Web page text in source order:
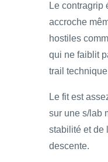
Le contragrip
accroche
hostiles
qui ne faiblit
trail
Le fit est
sur une s/lab
stabilité et de
descente.